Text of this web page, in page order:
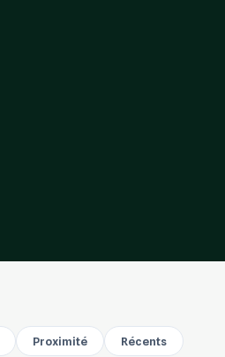
Proximité Récents